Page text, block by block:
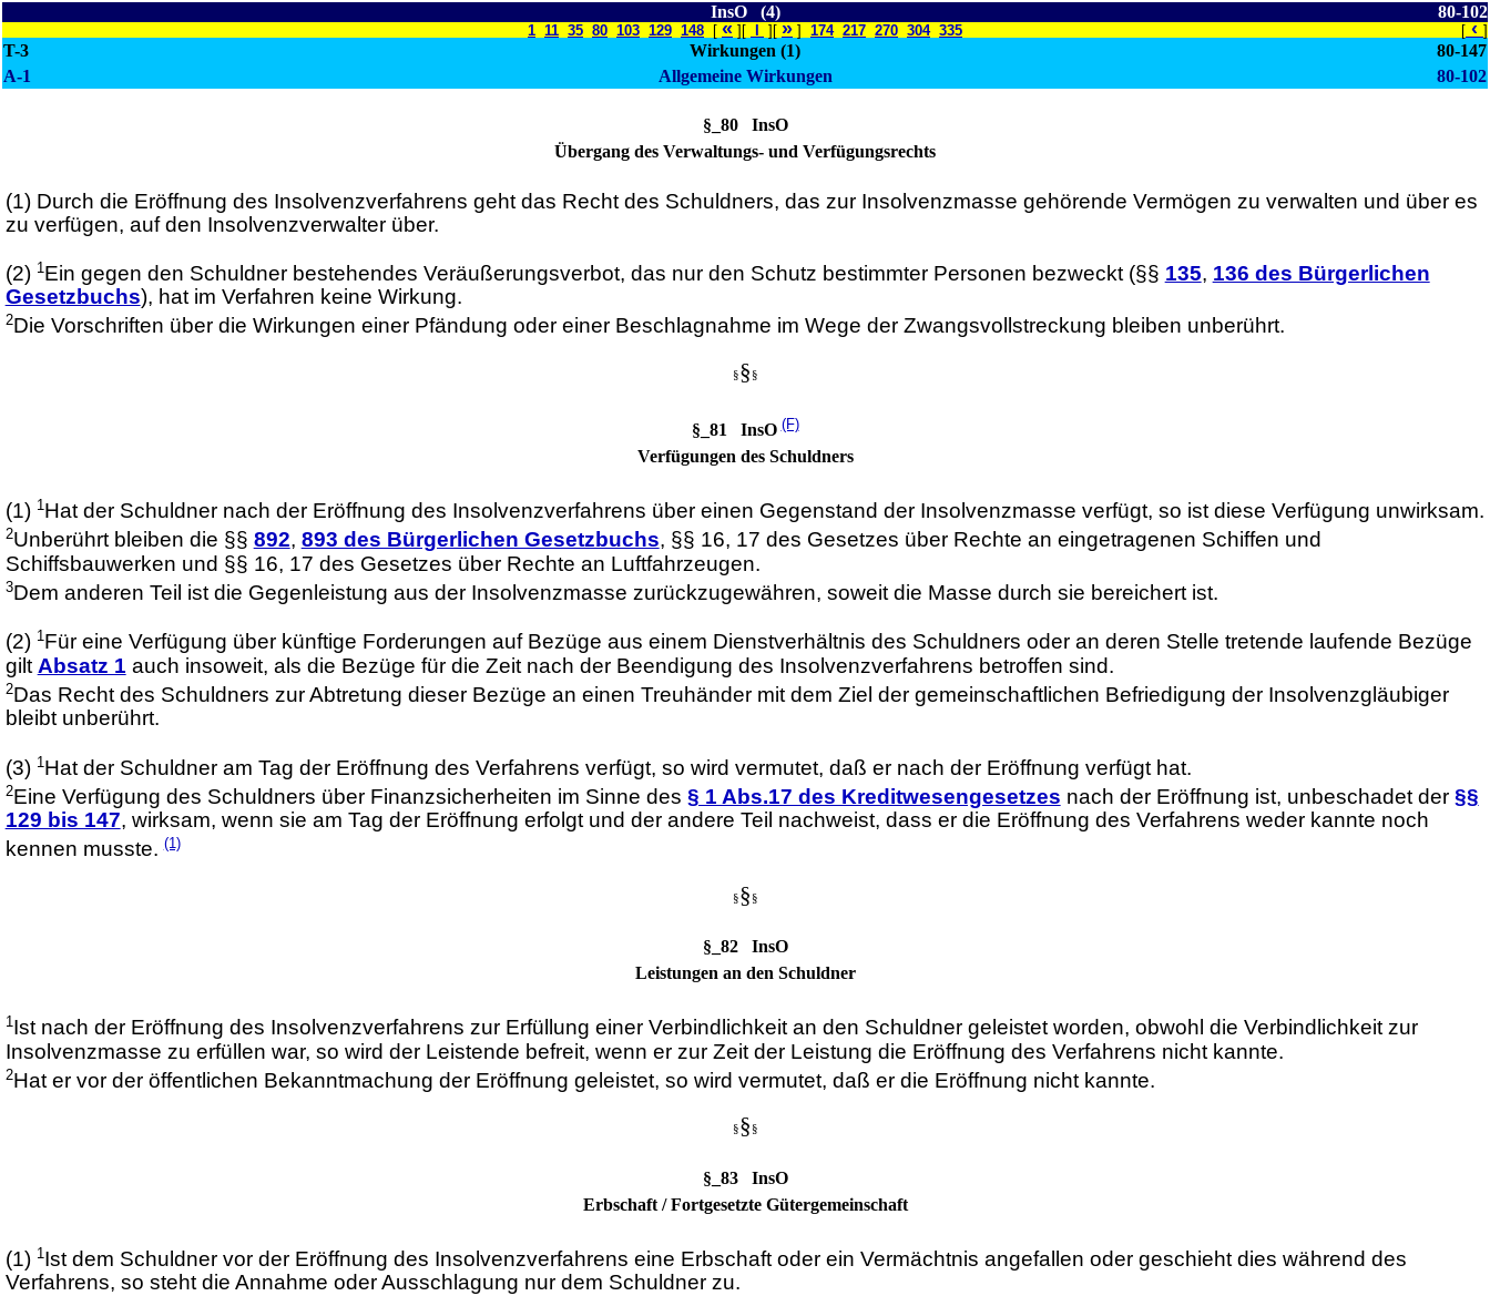
InsO (4) 80-102
1 11 35 80 103 129 148 [ « ][ ][ » ] 174 217 270 304 335 [‹]
T-3 Wirkungen (1)
80-147
A-1
Allgemeine Wirkungen 80-102
§_80 InsO
Übergang des Verwaltungs- und Verfügungsrechts
(1) Durch die Eröffnung des Insolvenzverfahrens geht das Recht des Schuldners, das zur Insolvenzmasse gehörende Vermögen zu verwalten und über es
zu verfügen, auf den Insolvenzverwalter über.
(2) 1Ein gegen den Schuldner bestehendes Veräußerungsverbot, das nur den Schutz bestimmter Personen bezweckt (§§ 135, 136 des Bürgerlichen
Gesetzbuchs), hat im Verfahren keine Wirkung.
2Die Vorschriften über die Wirkungen einer Pfändung oder einer Beschlagnahme im Wege der Zwangsvollstreckung bleiben unberührt.
§§ §
§_81 InsO(F)
Verfügungen des Schuldners
(1) 1Hat der Schuldner nach der Eröffnung des Insolvenzverfahrens über einen Gegenstand der Insolvenzmasse verfügt, so ist diese Verfügung unwirksam.
2Unberührt bleiben die §§ 892, 893 des Bürgerlichen Gesetzbuchs, §§ 16, 17 des Gesetzes über Rechte an eingetragenen Schiffen und
Schiffsbauwerken und §§ 16, 17 des Gesetzes über Rechte an Luftfahrzeugen.
3Dem anderen Teil ist die Gegenleistung aus der Insolvenzmasse zurückzugewähren, soweit die Masse durch sie bereichert ist.
(2) 1Für eine Verfügung über künftige Forderungen auf Bezüge aus einem Dienstverhältnis des Schuldners oder an deren Stelle tretende laufende Bezüge
gilt Absatz 1 auch insoweit, als die Bezüge für die Zeit nach der Beendigung des Insolvenzverfahrens betroffen sind.
2Das Recht des Schuldners zur Abtretung dieser Bezüge an einen Treuhänder mit dem Ziel der gemeinschaftlichen Befriedigung der Insolvenzgläubiger
bleibt unberührt.
(3) 1Hat der Schuldner am Tag der Eröffnung des Verfahrens verfügt, so wird vermutet, daß er nach der Eröffnung verfügt hat.
2Eine Verfügung des Schuldners über Finanzsicherheiten im Sinne des § 1 Abs.17 des Kreditwesengesetzes nach der Eröffnung ist, unbeschadet der §§
129 bis 147, wirksam, wenn sie am Tag der Eröffnung erfolgt und der andere Teil nachweist, dass er die Eröffnung des Verfahrens weder kannte noch
kennen musste.(1)
§§ §
§_82 InsO
Leistungen an den Schuldner
1Ist nach der Eröffnung des Insolvenzverfahrens zur Erfüllung einer Verbindlichkeit an den Schuldner geleistet worden, obwohl die Verbindlichkeit zur
Insolvenzmasse zu erfüllen war, so wird der Leistende befreit, wenn er zur Zeit der Leistung die Eröffnung des Verfahrens nicht kannte.
2Hat er vor der öffentlichen Bekanntmachung der Eröffnung geleistet, so wird vermutet, daß er die Eröffnung nicht kannte.
§§ §
§_83 InsO
Erbschaft / Fortgesetzte Gütergemeinschaft
(1) 1Ist dem Schuldner vor der Eröffnung des Insolvenzverfahrens eine Erbschaft oder ein Vermächtnis angefallen oder geschieht dies während des
Verfahrens, so steht die Annahme oder Ausschlagung nur dem Schuldner zu.